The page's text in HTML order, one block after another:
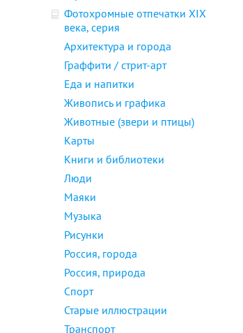
Фотохромные отпечатки XIX
века, серия
Архитектура и города
Граффити / стрит-арт
Еда и напитки
Живопись и графика
Животные (звери и птицы)
Карты
Книги и библиотеки
Люди
Маяки
Музыка
Рисунки
Россия, города
Россия, природа
Спорт
Старые иллюстрации
Транспорт